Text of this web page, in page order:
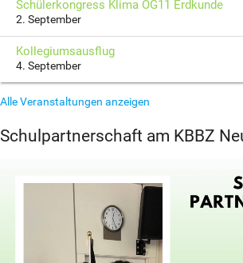
Schülerkongress Klima OG11 Erdkunde
2. September
Kollegiumsausflug
4. September
Alle Veranstaltungen anzeigen
Schulpartnerschaft am KBBZ
Player